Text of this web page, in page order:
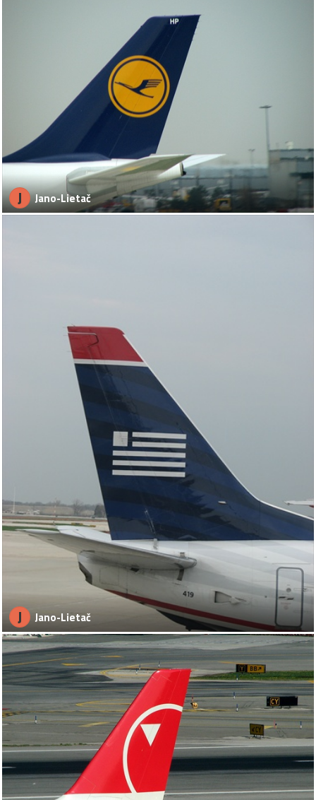
J Jano-Lietač
J Jano-Lietač